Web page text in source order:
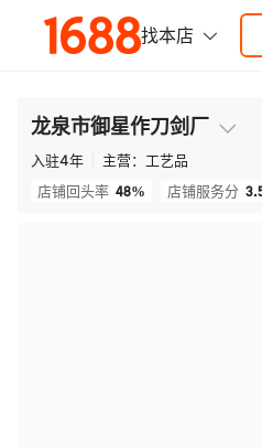
龙泉市御星作刀剑厂
入驻4年 主营： 工艺品
店铺回头率 48% 店铺服务分